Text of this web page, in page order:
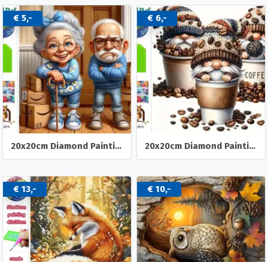
€ 5,-
20x20cm Diamond Painting oud stel dozen (rond) nr 518
€ 6,-
20x20cm Diamond Painting koffie kabouters (rond) nr 516
€ 13,- € 10,-